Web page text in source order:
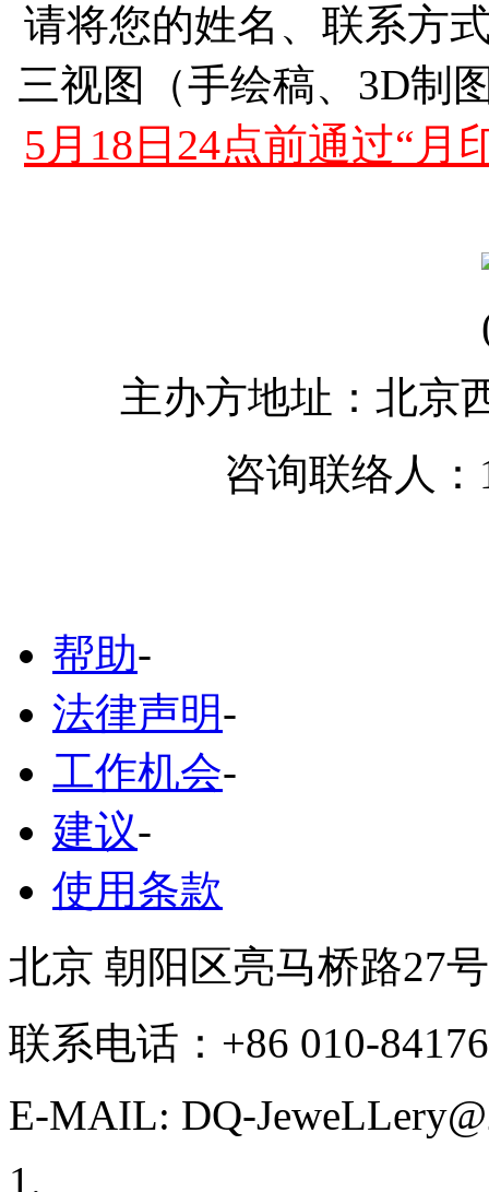
请将您的姓名、联系方
三视图（手绘稿、3D制
5月18日24点前通过“月
主办方地址：北京
咨询联络人：
帮助-
法律声明-
工作机会-
建议-
使用条款
北京 朝阳区亮马桥路27
联系电话：+86 010-
E-MAIL: DQ-